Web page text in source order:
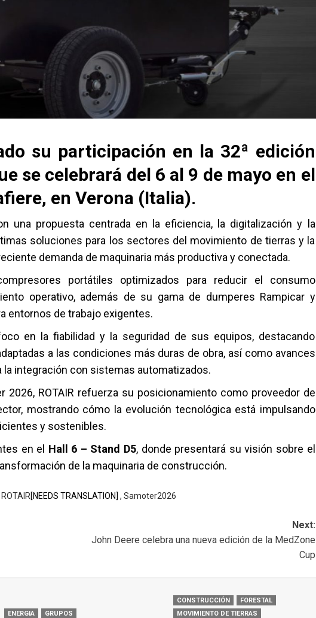
su participación en la 32ª edición
se celebrará del 6 al 9 de mayo en el
, en Verona (Italia).
una propuesta centrada en la eficiencia, la digitalización y la
soluciones para los sectores del movimiento de tierras y la
demanda de maquinaria más productiva y conectada.
portátiles optimizados para reducir el consumo
operativo, además de su gama de dumperes Rampicar y
entornos de trabajo exigentes.
en la fiabilidad y la seguridad de sus equipos, destacando
a las condiciones más duras de obra, así como avances
integración con sistemas automatizados.
2026, ROTAIR refuerza su posicionamiento como proveedor de
mostrando cómo la evolución tecnológica está impulsando
y sostenibles.
en el Hall 6 – Stand D5, donde presentará su visión sobre el
de la maquinaria de construcción.
ROTAIR[NEEDS TRANSLATION] , Samoter2026
Next:
John Deere celebra una nueva edición de la MedZone
Cup
ENERGIA GRUPOS
CONSTRUCCIÓN
FORESTAL
MOVIMIENTO DE TIERRAS